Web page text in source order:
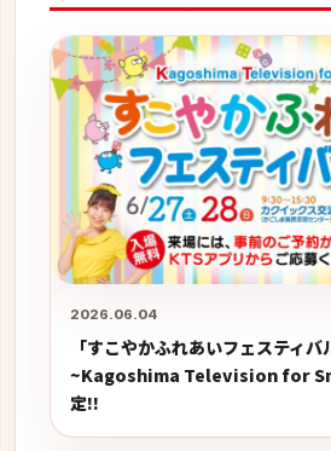
2026.06.04
「すこやかふれあいフェスティ
~Kagoshima Television for
定!!